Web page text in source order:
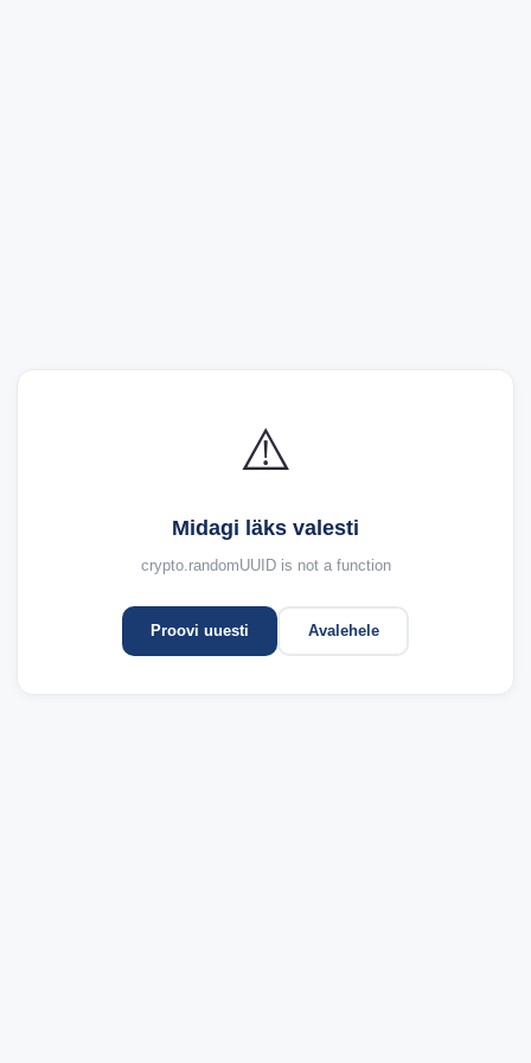
⚠️
Midagi läks valesti
crypto.randomUUID is not a function
Proovi uuesti Avalehele